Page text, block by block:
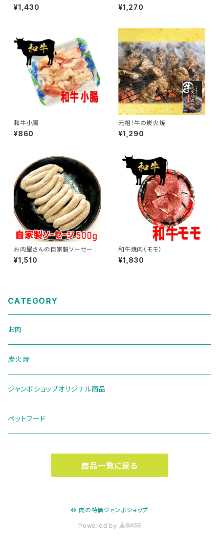
（1袋 約300ｇ）
¥1,430 ¥1,270
和牛小腸
¥860
元祖！牛の炭火焼
¥1,290
お肉屋さんの自家製ソーセージ
500g
¥1,510
和牛焼肉（モモ）
¥1,830
CATEGORY
お肉
炭火焼
ジャンボショップオリジナル商品
ペットフード
商品一覧に戻る
© 肉の特価ジャンボショップ
Powered by